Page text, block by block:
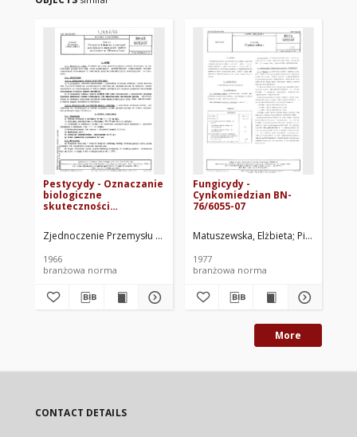
Pestycydy - Oznaczanie
biologiczne
skuteczności
organicznych środków
opryskowych na
63/6052-01
Zjednoczenie Przemysłu Organicznego i Tworzyw Sztucznych "Erg".
1966
branżowa norma
Fungicydy -
Cynkomiedzian BN-
76/6055-07
Matuszewska, Elżbieta Pierzchała,
1977
branżowa norma
More
CONTACT DETAILS